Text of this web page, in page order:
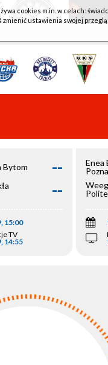
Bytom --
--
15:00
TV
14:55
Enea
cookies m.in. w celach:
zmienić ustawienia swojej